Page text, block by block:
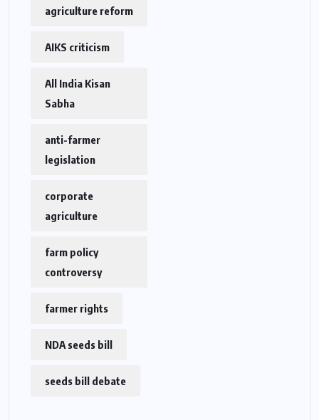
agriculture reform
AIKS criticism
All India Kisan
Sabha
anti-farmer
legislation
corporate
agriculture
farm policy
controversy
farmer rights
NDA seeds bill
seeds bill debate